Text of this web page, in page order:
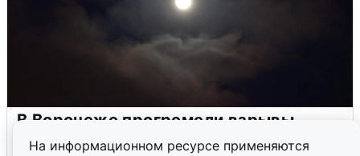
На информационном ресурсе применяются
В Воронеже прогремели взрывы
после сигнала тревоги